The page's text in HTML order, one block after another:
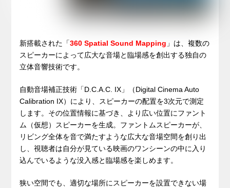
新搭載された「360 Spatial Sound Mapping 」は、複数の
スピーカーによって広大な音場と臨場感を創出する独自の
立体音響技術です。
自動音場補正技術「D.C.A.C. IX」（Digital Cinema Auto
Calibration IX）により、スピーカーの配置を3次元で測定
します。その位置情報に基づき、より広い位置にファント
ム（仮想）スピーカーを生成。ファントムスピーカーが、
リビング全体を音で満たすような広大な音場空間を創り出
し、視聴者は自分が見ている映画のワンシーンの中に入り
込んでいるような没入感と臨場感を楽しめます。
狭い空間でも、適切な場所にスピーカーを設置できない場